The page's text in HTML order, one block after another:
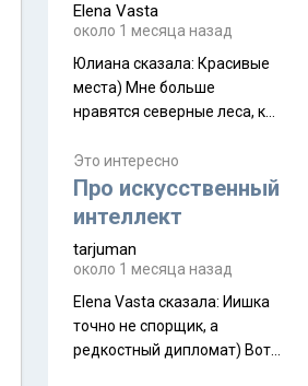
производителя. Новинка
получила двухслойную
конструкцию с отдельным
внешним тентом и сетчатой
внутренней палаткой, а ее
комплектации составляет
около 845 г. Палатка весит
менее
Elena Vasta
около 1 месяца назад
Юлиана сказалa: Красивые
места) Мне больше
нравятся северные леса, как
южной тайги
Это интересно
Про искусственный
интеллект
tarjuman
около 1 месяца назад
Elena Vasta сказалa: Иишка
точно не спорщик, а
редкостный дипломат) Вот,